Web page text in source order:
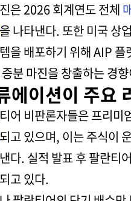
은 2026 회계연도 전체
을 나타낸다. 또한 미국 상
을 배포하기 위해 AIP
분 마진을 창출하는 경
에이션이 주요
어 비판론자들은 프리미
되고 있으며, 이는 주식이
다. 실적 발표 후 팔란티
고 있다.